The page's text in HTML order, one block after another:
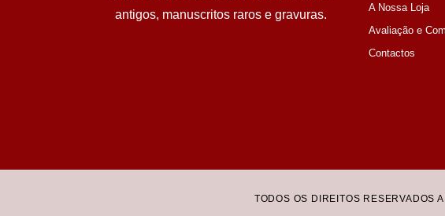
antigos, manuscritos raros e gravuras.
A Nossa Loja
Avaliação e
Contactos
TODOS OS DIREITOS RESERVADOS